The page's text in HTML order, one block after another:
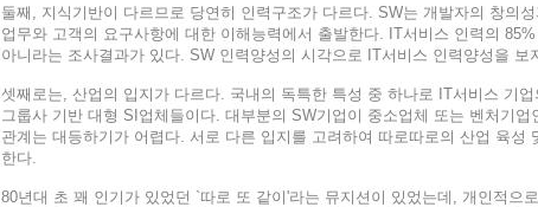
둘째, 지식기반이 다르므로 당연히 인력구조가 다르다. SW는 개발자의 창의
업무와 고객의 요구사항에 대한 이해능력에서 출발한다. IT서비스 인력의
아니라는 조사결과가 있다. SW 인력양성의 시각으로 IT서비스 인력양성을 보
셋째로는, 산업의 입지가 다르다. 국내의 독특한 특성 중 하나로 IT서비스 기
그룹사 기반 대형 SI업체들이다. 대부분의 SW기업이 중소업체 또는 벤처기
관계는 대등하기가 어렵다. 서로 다른 입지를 고려하여 따로따로의 산업 육성
한다.
80년대 초 꽤 인기가 있었던 `따로 또 같이'라는 뮤지션이 있었는데, 개인적으